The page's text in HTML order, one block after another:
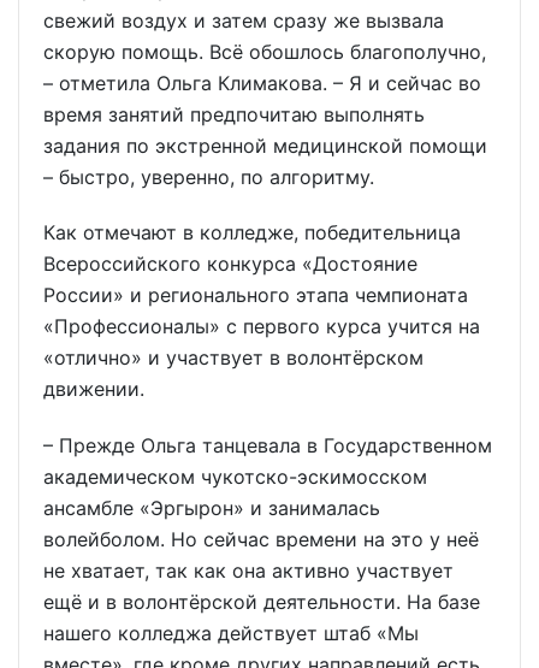
свежий воздух и затем сразу же вызвала
скорую помощь. Всё обошлось благополучно,
– отметила Ольга Климакова. – Я и сейчас во
время занятий предпочитаю выполнять
задания по экстренной медицинской помощи
– быстро, уверенно, по алгоритму.
Как отмечают в колледже, победительница
Всероссийского конкурса «Достояние
России» и регионального этапа чемпионата
«Профессионалы» с первого курса учится на
«отлично» и участвует в волонтёрском
движении.
– Прежде Ольга танцевала в Государственном
академическом чукотско-эскимосском
ансамбле «Эргырон» и занималась
волейболом. Но сейчас времени на это у неё
не хватает, так как она активно участвует
ещё и в волонтёрской деятельности. На базе
нашего колледжа действует штаб «Мы